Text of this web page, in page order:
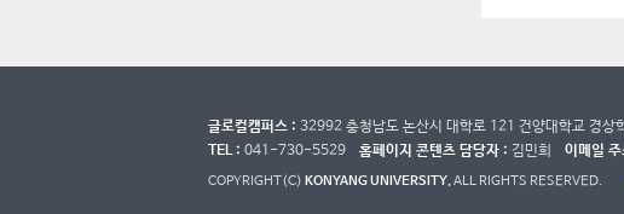
글로컬캠퍼스 : 32992 충청남도 논산시 대학로 121 건양대학교 경상
TEL : 041-730-5529 홈페이지 콘텐츠 담당자 : 김민희 이메일
COPYRIGHT(C) KONYANG UNIVERSITY. ALL RIGHTS RESERVED.